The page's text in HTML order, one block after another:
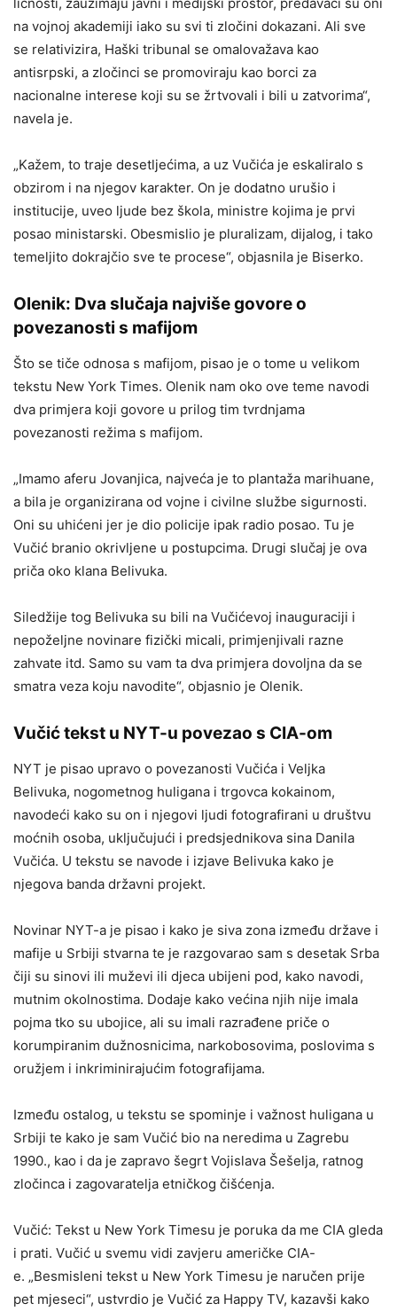
na vojnoj akademiji iako su svi ti zločini dokazani. Ali sve
se relativizira, Haški tribunal se omalovažava kao
antisrpski, a zločinci se promoviraju kao borci za
nacionalne interese koji su se žrtvovali i bili u zatvorima“,
navela je.
„Kažem, to traje desetljećima, a uz Vučića je eskaliralo s
obzirom i na njegov karakter. On je dodatno urušio i
institucije, uveo ljude bez škola, ministre kojima je prvi
posao ministarski. Obesmislio je pluralizam, dijalog, i tako
temeljito dokrajčio sve te procese“, objasnila je Biserko.
Olenik: Dva slučaja najviše govore o
povezanosti s mafijom
Što se tiče odnosa s mafijom, pisao je o tome u velikom
tekstu New York Times. Olenik nam oko ove teme navodi
dva primjera koji govore u prilog tim tvrdnjama
povezanosti režima s mafijom.
„Imamo aferu Jovanjica, najveća je to plantaža marihuane,
a bila je organizirana od vojne i civilne službe sigurnosti.
Oni su uhićeni jer je dio policije ipak radio posao. Tu je
Vučić branio okrivljene u postupcima. Drugi slučaj je ova
priča oko klana Belivuka.
Siledžije tog Belivuka su bili na Vučićevoj inauguraciji i
nepoželjne novinare fizički micali, primjenjivali razne
zahvate itd. Samo su vam ta dva primjera dovoljna da se
smatra veza koju navodite“, objasnio je Olenik.
Vučić tekst u NYT-u povezao s CIA-om
NYT je pisao upravo o povezanosti Vučića i Veljka
Belivuka, nogometnog huligana i trgovca kokainom,
navodeći kako su on i njegovi ljudi fotografirani u društvu
moćnih osoba, uključujući i predsjednikova sina Danila
Vučića. U tekstu se navode i izjave Belivuka kako je
njegova banda državni projekt.
Novinar NYT-a je pisao i kako je siva zona između države i
mafije u Srbiji stvarna te je razgovarao sam s desetak Srba
čiji su sinovi ili muževi ili djeca ubijeni pod, kako navodi,
mutnim okolnostima. Dodaje kako većina njih nije imala
pojma tko su ubojice, ali su imali razrađene priče o
korumpiranim dužnosnicima, narkobosovima, poslovima s
oružjem i inkriminirajućim fotografijama.
Između ostalog, u tekstu se spominje i važnost huligana u
Srbiji te kako je sam Vučić bio na neredima u Zagrebu
1990., kao i da je zapravo šegrt Vojislava Šešelja, ratnog
zločinca i zagovaratelja etničkog čišćenja.
Vučić: Tekst u New York Timesu je poruka da me CIA gleda
i prati. Vučić u svemu vidi zavjeru američke CIA-
e. „Besmisleni tekst u New York Timesu je naručen prije
pet mjeseci“, ustvrdio je Vučić za Happy TV, kazavši kako